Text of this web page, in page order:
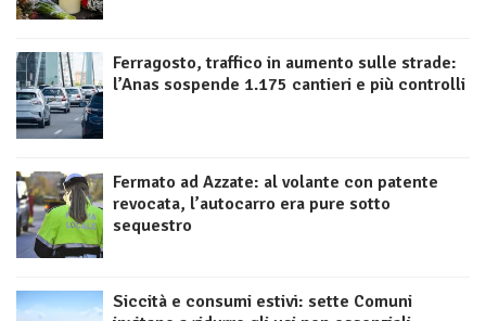
Ferragosto, traffico in aumento sulle strade:
l’Anas sospende 1.175 cantieri e più controlli
Fermato ad Azzate: al volante con patente
revocata, l’autocarro era pure sotto
sequestro
Siccità e consumi estivi: sette Comuni